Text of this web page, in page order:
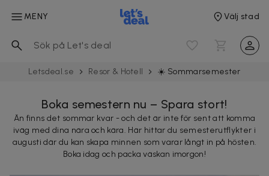
MENY Välj stad
Letsdeal.se Resor & Hotell ☀️ Sommar­semester
Boka semestern nu – Spara stort!
Än finns det sommar kvar - och det är inte för sent att komma
iväg med dina nära och kära. Här hittar du semesterutflykter i
augusti där du kan skapa minnen som varar långt in på hösten.
Boka idag och packa väskan imorgon!